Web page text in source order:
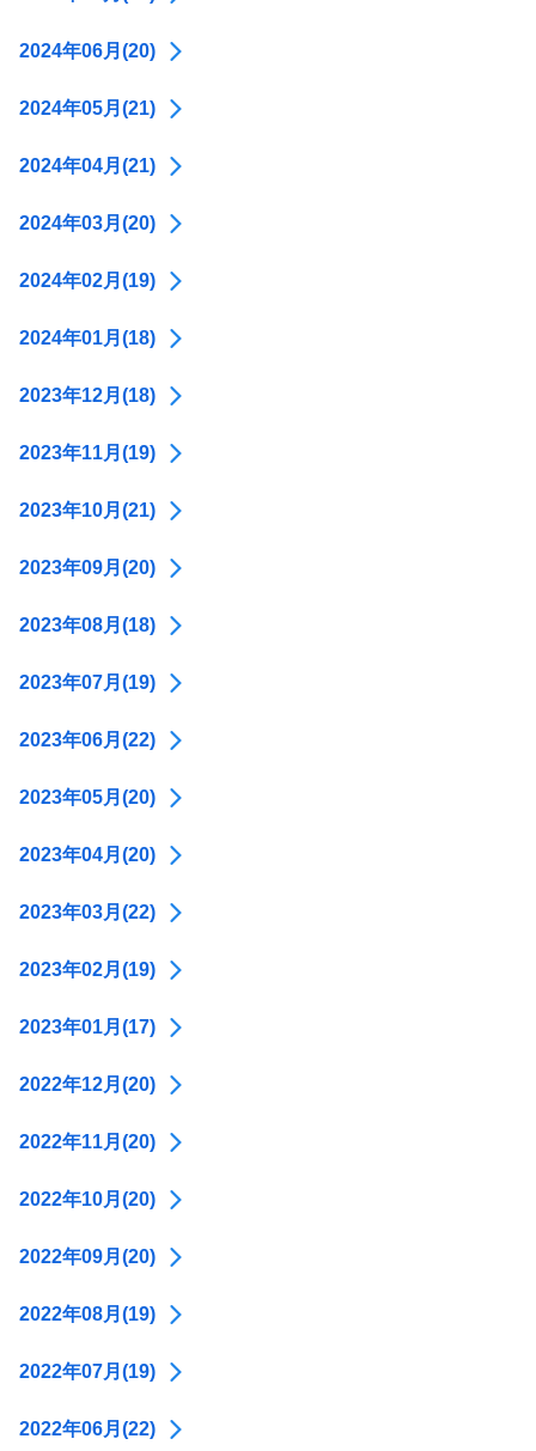
2024年06月(20)
2024年05月(21)
2024年04月(21)
2024年03月(20)
2024年02月(19)
2024年01月(18)
2023年12月(18)
2023年11月(19)
2023年10月(21)
2023年09月(20)
2023年08月(18)
2023年07月(19)
2023年06月(22)
2023年05月(20)
2023年04月(20)
2023年03月(22)
2023年02月(19)
2023年01月(17)
2022年12月(20)
2022年11月(20)
2022年10月(20)
2022年09月(20)
2022年08月(19)
2022年07月(19)
2022年06月(22)